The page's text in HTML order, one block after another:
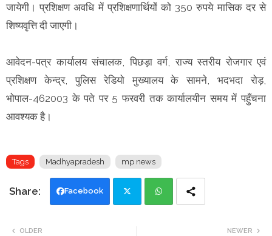
जायेगी। प्रशिक्षण अवधि में प्रशिक्षणार्थियों को 350 रुपये मासिक दर से
शिष्यवृत्ति दी जाएगी।
आवेदन-पत्र कार्यालय संचालक, पिछड़ा वर्ग, राज्य स्तरीय रोजगार एवं
प्रशिक्षण केन्द्र, पुलिस रेडियो मुख्यालय के सामने, भदभदा रोड़,
भोपाल-462003 के पते पर 5 फरवरी तक कार्यालयीन समय में पहुँचना
आवश्यक है।
Tags Madhyapradesh mp news
Facebook
NEWER
OLDER